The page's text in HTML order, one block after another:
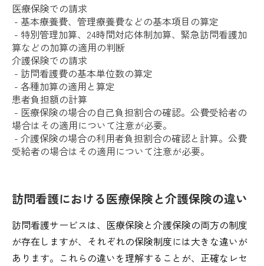
医療保険での請求
- 基本療養費、管理療養費などの基本項目の算定
- 特別管理加算、24時間対応体制加算、緊急訪問看護加
算などの加算の適用の判断
介護保険での請求
- 訪問看護費の基本単位数の算定
- 各種加算の適用と算定
患者負担額の計算
- 医療保険の場合の自己負担割合の確認。公費受給者の
場合はその適用について注意が必要。
- 介護保険の場合の利用者負担割合の確認と計算。公費
受給者の場合はその適用について注意が必要。
訪問看護における医療保険と介護保険の違い
訪問看護サービスは、医療保険と介護保険の両方の制度
が存在しますが、それぞれの保険制度には大きな違いが
あります。これらの違いを理解することが、正確なレセ